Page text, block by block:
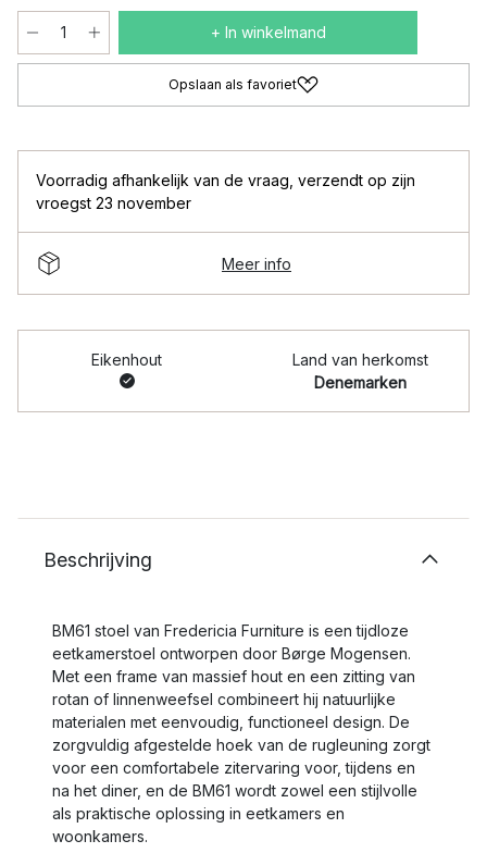
+ In winkelmand
Opslaan als favoriet
Voorradig afhankelijk van de vraag verzendt op zijn
vroegst 23 november
Meer info
Eikenhout
Land van herkomst
Denemarken
Beschrijving
BM61 stoel van Fredericia Furniture is een tijdloze
eetkamerstoel ontworpen door Børge Mogensen.
Met een frame van massief hout en een zitting van
rotan of linnenweefsel combineert hij natuurlijke
materialen met eenvoudig, functioneel design. De
zorgvuldig afgestelde hoek van de rugleuning zorgt
voor een comfortabele zitervaring voor, tijdens en
na het diner, en de BM61 wordt zowel een stijlvolle
als praktische oplossing in eetkamers en
woonkamers.